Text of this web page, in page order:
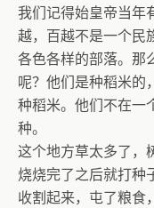
我们记得始皇帝当年
越，百越不是一个民
各色各样的部落。那
呢？他们是种稻米的
种稻米。他们不在一
种。
这个地方草太多了，
烧烧完了之后就打种
收割起来，屯了粮食